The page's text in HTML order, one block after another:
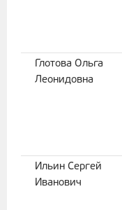
Глотова Ольга
Леонидовна
Ильин Сергей
Иванович